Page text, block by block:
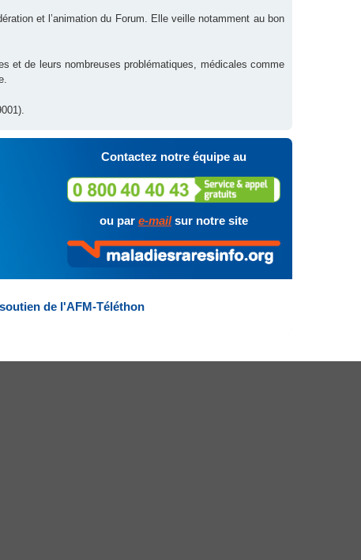
et l’animation du Forum. Elle veille notamment au bon
et de leurs nombreuses problématiques, médicales comme
Contactez notre équipe au
ou par e-mailsur notre site
de l'AFM-Téléthon